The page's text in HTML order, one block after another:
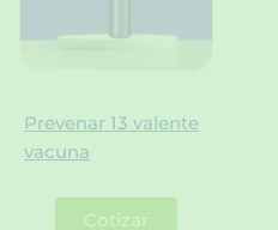
Prevenar 13 valente
vacuna
Cotizar